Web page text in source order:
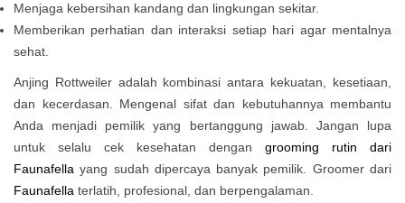
Menjaga kebersihan kandang dan lingkungan sekitar.
Memberikan perhatian dan interaksi setiap hari agar mentalnya
sehat.
Anjing Rottweiler adalah kombinasi antara kekuatan, kesetiaan,
dan kecerdasan. Mengenal sifat dan kebutuhannya membantu
Anda menjadi pemilik yang bertanggung jawab. Jangan lupa
untuk selalu cek kesehatan dengan grooming rutin dari
Faunafella yang sudah dipercaya banyak pemilik. Groomer dari
Faunafella terlatih, profesional, dan berpengalaman.